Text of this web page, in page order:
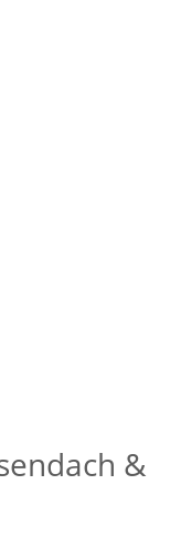
&